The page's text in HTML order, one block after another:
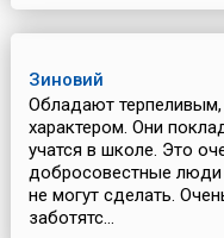
Зиновий
Обладают
характером. Они
учатся в школе. Это
добросовестные люди
не могут сделать.
заботятс...